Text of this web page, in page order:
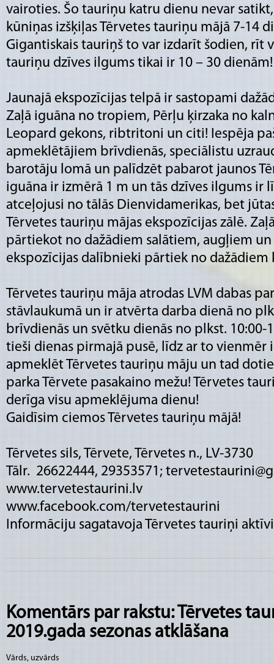
vairoties. Šo tauriņu katru dienu nevar
kūniņas izšķiļas Tērvetes tauriņu mājā 7-14
Gigantiskais tauriņš to var izdarīt šodien, rīt
tauriņu dzīves ilgums tikai ir 10 – 30 dienām!
Jaunajā ekspozīcijas telpā ir sastopami
Zaļā iguāna no tropiem, Pērļu ķirzaka no
Leopard gekons, ribtritoni un citi! Iespēja
apmeklētājiem brīvdienās, speciālistu
barotāju lomā un palīdzēt pabarot jaunos
iguāna ir izmērā 1 m un tās dzīves ilgums ir
atceļojusi no tālās Dienvidamerikas, bet
Tērvetes tauriņu mājas ekspozīcijas zālē.
pārtiekot no dažādiem salātiem, augļiem
ekspozīcijas dalībnieki pārtiek no dažādiem
Tērvetes tauriņu māja atrodas LVM dabas
stāvlaukumā un ir atvērta darba dienā no
brīvdienās un svētku dienās no plkst. 10:00-
tieši dienas pirmajā pusē, līdz ar to vienmēr
apmeklēt Tērvetes tauriņu māju un tad
parka Tērvete pasakaino mežu! Tērvetes
derīga visu apmeklējuma dienu!
Gaidīsim ciemos Tērvetes tauriņu mājā!
Tērvetes sils, Tērvete, Tērvetes n., LV-3730
Tālr. 26622444, 29353571;
www.tervetestaurini.lv
www.facebook.com/tervetestaurini
Informāciju sagatavoja Tērvetes tauriņi
Komentārs par rakstu: Tērvetes
2019.gada sezonas atklāšana
Vārds, uzvārds